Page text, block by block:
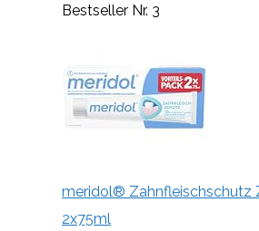
Bestseller Nr. 3
meridol® Zahnfleischschutz
2x75ml